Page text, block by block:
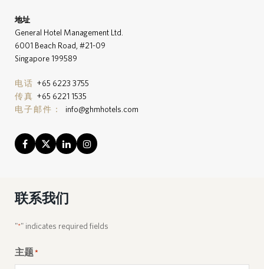
地址
General Hotel Management Ltd.
6001 Beach Road, #21-09
Singapore 199589
电话 +65 6223 3755
传真 +65 6221 1535
电子邮件： info@ghmhotels.com
FacebookTwitterLinkedInInstagram
联系我们
"*" indicates required fields
主题*